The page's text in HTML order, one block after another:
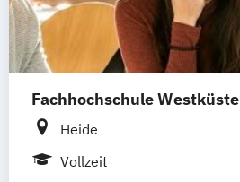
Fachhochschule Westküste
Heide
Vollzeit